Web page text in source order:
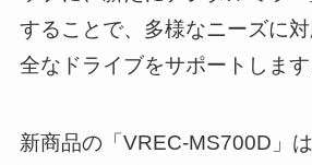
することで、多様なニーズに
全なドライブをサポートします
新商品の「VREC-MS700D」